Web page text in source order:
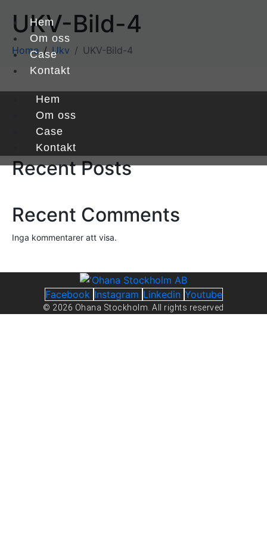
Hem
Om oss
Case
Kontakt
Hem
Om oss
Case
Kontakt
UKV-Bild-4
Home Ukv UKV-Bild-4
Recent Posts
Recent Comments
Inga kommentarer att visa.
Facebook Instagram Linkedin Youtube
© 2026 Ohana Stockholm. All rights reserved